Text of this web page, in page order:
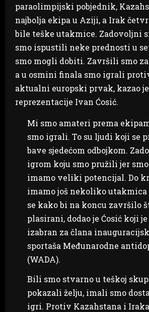
paraolimpijski pobjednik,
najbolja ekipa u Aziji, a Irak
bile teške utakmice. Zadovoljni
smo ispustili neke prednosti u
smo mogli dobiti. Završili smo
a u osmini finala smo igrali
aktualni europski prvak, kazao
reprezentacije Ivan Ćosić.
Mi smo amateri prema
smo igrali. To su ljudi koji se
bave sjedećom odbojkom.
igrom koju smo pružili jer
imamo veliki potencijal. Do
imamo još nekoliko
se kako bi na koncu završilo
plasirani, dodao je Ćosić koji
izabran za člana
sportaša Međunarodne
(WADA).
Bili smo stvarno u teškoj
pokazali želju, imali smo
igri. Protiv Kazahstana i